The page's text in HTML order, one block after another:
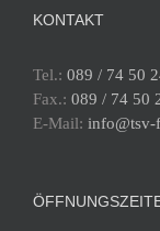
KONTAKT
Tel.: 089 / 74 50
Fax.: 089 / 74 50
E-Mail: info@tsv-